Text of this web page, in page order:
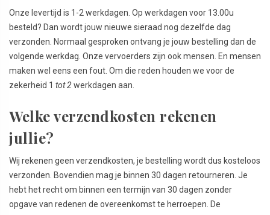
Onze levertijd is 1-2 werkdagen. Op werkdagen voor 13.00u
besteld? Dan wordt jouw nieuwe sieraad nog dezelfde dag
verzonden. Normaal gesproken ontvang je jouw bestelling dan de
volgende werkdag. Onze vervoerders zijn ook mensen. En mensen
maken wel eens een fout. Om die reden houden we voor de
zekerheid 1 tot 2werkdagen aan.
Welke verzendkosten rekenen
jullie?
Wij rekenen geen verzendkosten, je bestelling wordt dus kosteloos
verzonden. Bovendien mag je binnen 30 dagen retourneren. Je
hebt het recht om binnen een termijn van 30 dagen zonder
opgave van redenen de overeenkomst te herroepen. De